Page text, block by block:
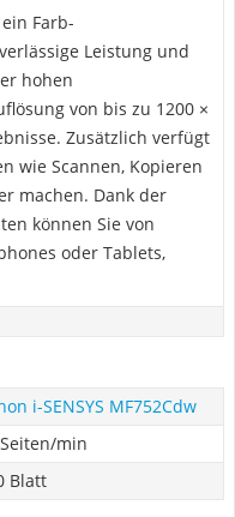
Farb-
Leistung und
hohen
von bis zu 1200 ×
Zusätzlich verfügt
wie Scannen, Kopieren
machen. Dank der
können Sie von
oder Tablets,
i-SENSYS MF752Cdw
min
Blatt